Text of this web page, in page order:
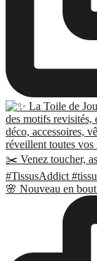
🌸 Nouveau en